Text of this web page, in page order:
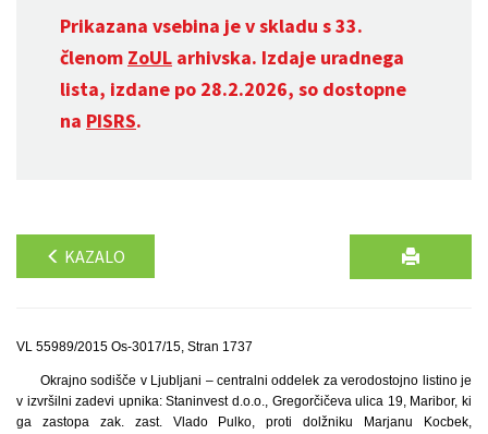
Prikazana vsebina je v skladu s 33.
členom ZoUL arhivska. Izdaje uradnega
lista, izdane po 28.2.2026, so dostopne
na PISRS.
KAZALO
VL 55989/2015 Os-3017/15, Stran 1737
Okrajno sodišče v Ljubljani – centralni oddelek za verodostojno listino je
v izvršilni zadevi upnika: Staninvest d.o.o., Gregorčičeva ulica 19, Maribor, ki
ga zastopa zak. zast. Vlado Pulko, proti dolžniku Marjanu Kocbek,